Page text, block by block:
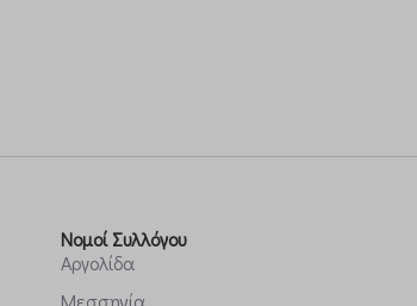
Νομοί Συλλόγου
Αργολίδα
Μεσσηνία